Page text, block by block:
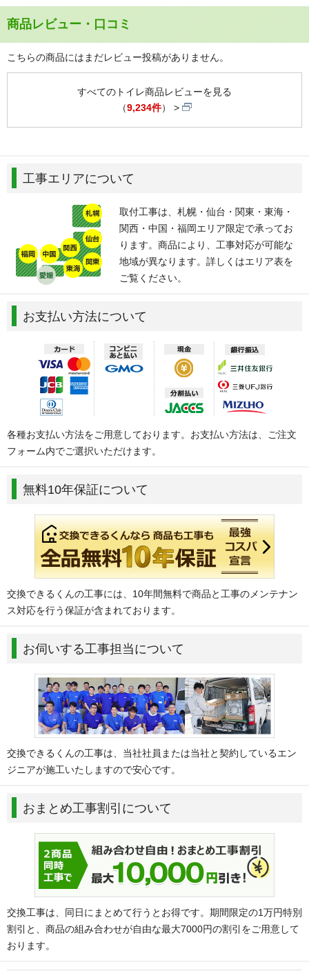
商品レビュー・口コミ
こちらの商品にはまだレビュー投稿がありません。
すべてのトイレ商品レビューを見る
（9,234件）
工事エリアについて
取付工事は、札幌・仙台・関東・東海・
関西・中国・福岡エリア限定で承ってお
ります。商品により、工事対応が可能な
地域が異なります。詳しくはエリア表を
ご覧ください。
お支払い方法について
各種お支払い方法をご用意しております。お支払い方法は、ご注文
フォーム内でご選択いただけます。
無料10年保証について
交換できるくんの工事には、10年間無料で商品と工事のメンテナン
ス対応を行う保証が含まれております。
お伺いする工事担当について
交換できるくんの工事は、当社社員または当社と契約しているエン
ジニアが施工いたしますので安心です。
おまとめ工事割引について
交換工事は、同日にまとめて行うとお得です。期間限定の1万円特別
割引と、商品の組み合わせが自由な最大7000円の割引をご用意して
おります。